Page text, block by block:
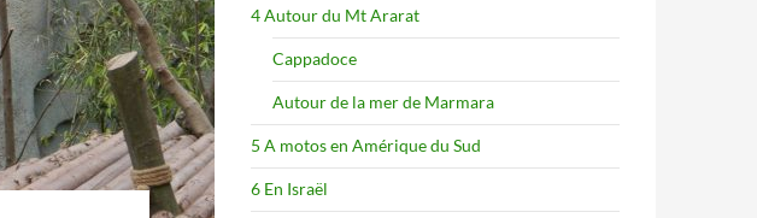
4 Autour du Mt Ararat
Cappadoce
Autour de la mer de Marmara
5 A motos en Amérique du Sud
6 En Israël